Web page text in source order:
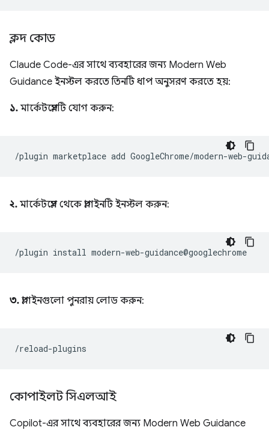
ক্লদ কোড
Claude Code-এর সাথে ব্যবহারের জন্য Modern Web
Guidance ইনস্টল করতে তিনটি ধাপ অনুসরণ করতে হয়:
১. মার্কেটপ্লেসটি যোগ করুন:
২. মার্কেটপ্লেস থেকে প্লাগইনটি ইনস্টল করুন:
৩. প্লাগইনগুলো পুনরায় লোড করুন:
কোপাইলট সিএলআই
Copilot-এর সাথে ব্যবহারের জন্য Modern Web Guidance